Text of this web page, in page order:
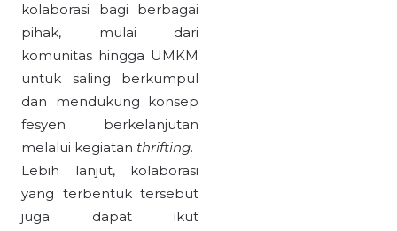
kolaborasi bagi berbagai
pihak, mulai dari
komunitas hingga UMKM
untuk saling berkumpul
dan mendukung konsep
fesyen berkelanjutan
melalui kegiatan thrifting.
Lebih lanjut, kolaborasi
yang terbentuk tersebut
juga dapat ikut